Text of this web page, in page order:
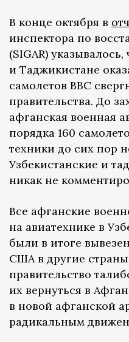
В конце октября в
инспектора по
(SIGAR)
и Таджикистане
самолетов ВВС
правительства. До
афганская военная
порядка 160
техники до сих пор
Узбекистанские и
никак не
Все афганские
на авиатехнике в
были в итоге
США в другие
правительство
их вернуться в
в новой афганской
радикальным